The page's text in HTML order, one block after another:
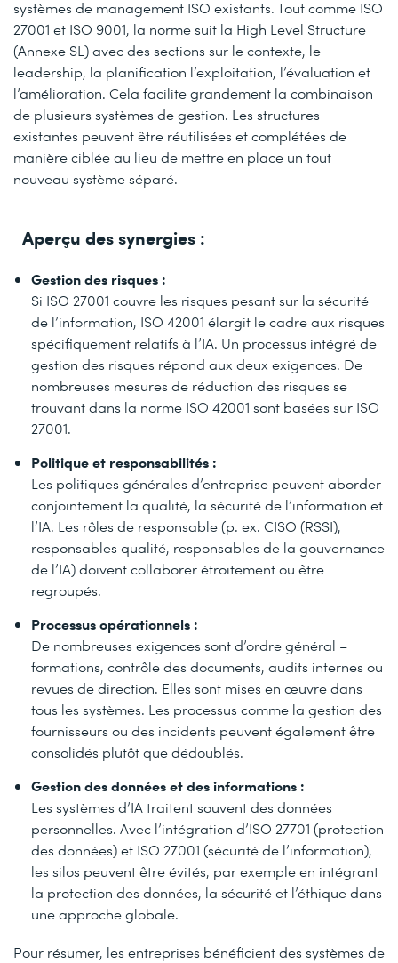
systèmes de management ISO existants. Tout comme ISO
27001 et ISO 9001, la norme suit la High Level Structure
(Annexe SL) avec des sections sur le contexte, le
leadership, la planification l’exploitation, l’évaluation et
l’amélioration. Cela facilite grandement la combinaison
de plusieurs systèmes de gestion. Les structures
existantes peuvent être réutilisées et complétées de
manière ciblée au lieu de mettre en place un tout
nouveau système séparé.
Aperçu des synergies :
Gestion des risques :
Si ISO 27001 couvre les risques pesant sur la sécurité
de l’information, ISO 42001 élargit le cadre aux risques
spécifiquement relatifs à l’IA. Un processus intégré de
gestion des risques répond aux deux exigences. De
nombreuses mesures de réduction des risques se
trouvant dans la norme ISO 42001 sont basées sur ISO
27001.
Politique et responsabilités :
Les politiques générales d’entreprise peuvent aborder
conjointement la qualité, la sécurité de l’information et
l’IA. Les rôles de responsable (p. ex. CISO (RSSI),
responsables qualité, responsables de la gouvernance
de l’IA) doivent collaborer étroitement ou être
regroupés.
Processus opérationnels :
De nombreuses exigences sont d’ordre général –
formations, contrôle des documents, audits internes ou
revues de direction. Elles sont mises en œuvre dans
tous les systèmes. Les processus comme la gestion des
fournisseurs ou des incidents peuvent également être
consolidés plutôt que dédoublés.
Gestion des données et des informations :
Les systèmes d’IA traitent souvent des données
personnelles. Avec l’intégration d’ISO 27701 (protection
des données) et ISO 27001 (sécurité de l’information),
les silos peuvent être évités, par exemple en intégrant
la protection des données, la sécurité et l’éthique dans
une approche globale.
Pour résumer, les entreprises bénéficient des systèmes de